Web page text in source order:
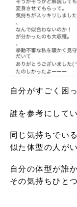
自分がすごく困
誰を参考にして
同じ気持ちでいる
似た体型の人が
自分の体型が誰
その気持ちひと